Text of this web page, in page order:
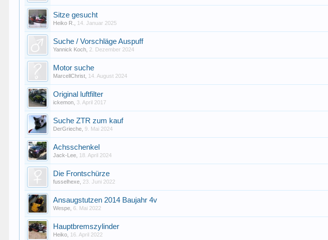
Sitze gesucht
Heiko R. 14. Januar 2025
Suche / Vorschläge Auspuff
Yannick Koch 2. Dezember 2024
Motor suche
MarcellChrist 14. August 2024
Original luftfilter
ickemon 3. April 2017
Suche ZTR zum kauf
DerGrieche ,9. Mai 2024
Achsschenkel
Jack-Lee 18. April 2024
Die Frontschürze
fusselhexe 23. Juni 2022
Ansaugstutzen 2014 Baujahr 4v
Wespe 6. Mai 2022
Hauptbremszylinder
Heiko 16. April 2022